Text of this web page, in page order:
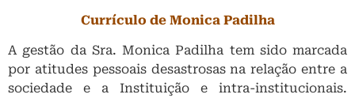
Currículo de Monica Padilha
A gestão da Sra. Monica Padilha tem sido marcada
por atitudes pessoais desastrosas na relação entre a
sociedade e a Instituição e intra-institucionais.